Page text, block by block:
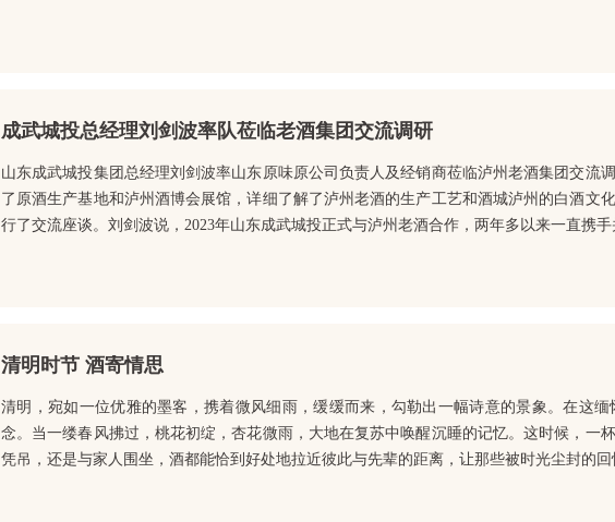
成武城投总经理刘剑波率队莅临老酒集团交流调研
山东成武城投集团总经理刘剑波率山东原味原公司负责人及经销商莅临泸州老酒集团交流
了原酒生产基地和泸州酒博会展馆，详细了解了泸州老酒的生产工艺和酒城泸州的白酒文
行了交流座谈。刘剑波说，2023年山东成武城投正式与泸州老酒合作，两年多以来一直携
清明时节 酒寄情思
清明，宛如一位优雅的墨客，携着微风细雨，缓缓而来，勾勒出一幅诗意的景象。在这
念。当一缕春风拂过，桃花初绽，杏花微雨，大地在复苏中唤醒沉睡的记忆。这时候，一
凭吊，还是与家人围坐，酒都能恰到好处地拉近彼此与先辈的距离，让那些被时光尘封的